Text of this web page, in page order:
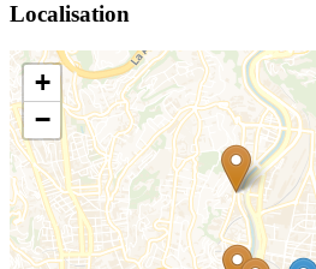
Localisation
+
−